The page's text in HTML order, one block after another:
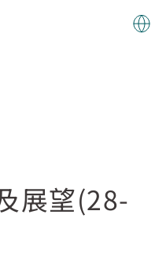
展望(28-